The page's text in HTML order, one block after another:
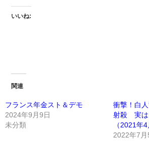
いいね:
関連
フランス年金スト＆デモ
2024年9月9日
未分類
衝撃！白
射殺 実は
（2021年4
2022年7月